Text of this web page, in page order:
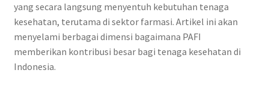
yang secara langsung menyentuh kebutuhan tenaga
kesehatan, terutama di sektor farmasi. Artikel ini akan
menyelami berbagai dimensi bagaimana PAFI
memberikan kontribusi besar bagi tenaga kesehatan di
Indonesia.